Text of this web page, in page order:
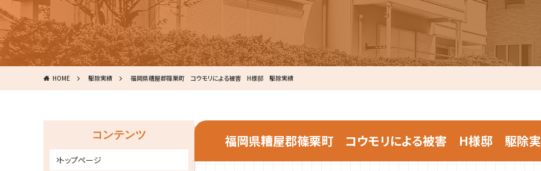
HOME 駆除実績 福岡県糟屋郡篠栗町 コウモリによる被害 H様邸 駆除実績
福岡県糟屋郡篠栗町 コウモリによる被害 H様邸 駆除
コンテンツ
トップページ